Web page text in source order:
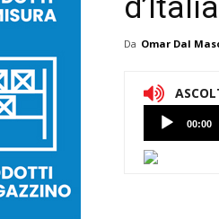
Da Omar Dal
Lettore
Audio
00:00